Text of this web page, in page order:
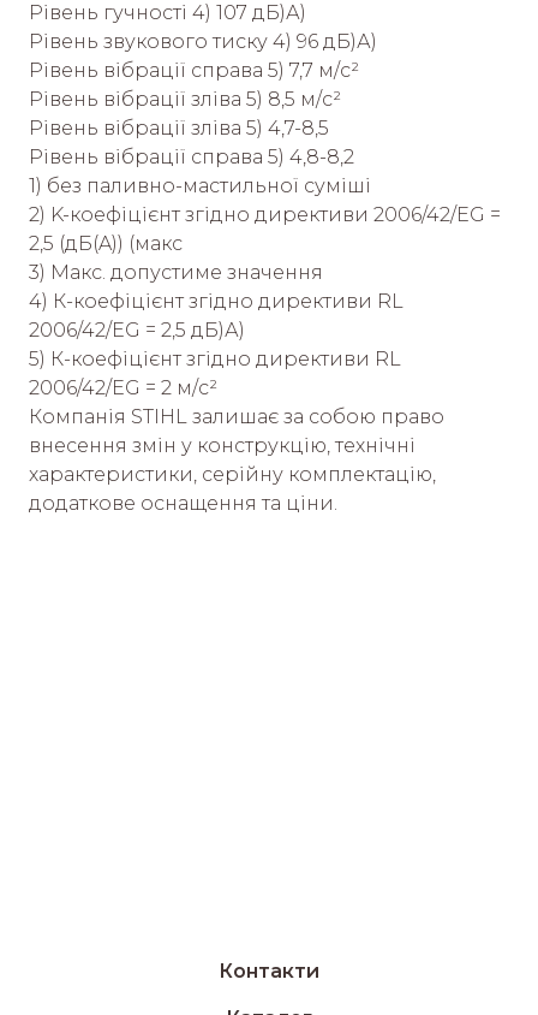
Рівень гучності 4) 107 дБ)А)
Рівень звукового тиску 4) 96 дБ)А)
Рівень вібрації справа 5) 7,7 м/с²
Рівень вібрації зліва 5) 8,5 м/с²
Рівень вібрації зліва 5) 4,7-8,5
Рівень вібрації справа 5) 4,8-8,2
1) без паливно-мастильної суміші
2) K-коефіцієнт згідно директиви 2006/42/EG =
2,5 (дБ(A)) (макс
3) Макс. допустиме значення
4) К-коефіцієнт згідно директиви RL
2006/42/EG = 2,5 дБ)А)
5) К-коефіцієнт згідно директиви RL
2006/42/EG = 2 м/с²
Компанія STIHL залишає за собою право
внесення змін у конструкцію, технічні
характеристики, серійну комплектацію,
додаткове оснащення та ціни.
Контакти